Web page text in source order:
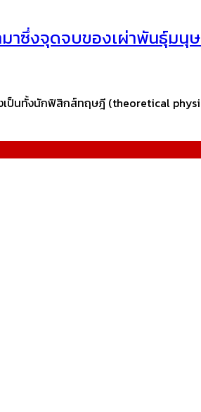
าซึ่งจุดจบของเผ่าพันธุ์มนุ
ป็นทั้งนักฟิสิกส์ทฤษฎี (theoretical